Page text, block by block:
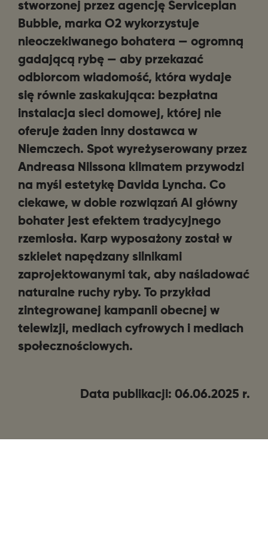
stworzonej przez agencję Serviceplan
Bubble, marka O2 wykorzystuje
nieoczekiwanego bohatera — ogromną
gadającą rybę — aby przekazać
odbiorcom wiadomość, która wydaje
się równie zaskakująca: bezpłatna
instalacja sieci domowej, której nie
oferuje żaden inny dostawca w
Niemczech. Spot wyreżyserowany przez
Andreasa Nilssona klimatem przywodzi
na myśl estetykę Davida Lyncha. Co
ciekawe, w dobie rozwiązań AI główny
bohater jest efektem tradycyjnego
rzemiosła. Karp wyposażony został w
szkielet napędzany silnikami
zaprojektowanymi tak, aby naśladować
naturalne ruchy ryby. To przykład
zintegrowanej kampanii obecnej w
telewizji, mediach cyfrowych i mediach
społecznościowych.
Data publikacji: 06.06.2025 r.